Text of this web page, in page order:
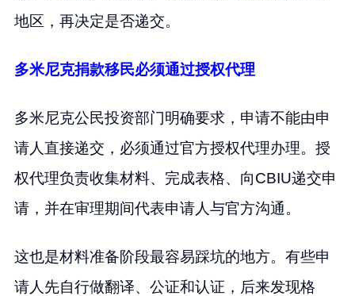
地区，再决定是否递交。
多米尼克捐款移民必须通过授权代理
多米尼克公民投资部门明确要求，申请不能由申
请人直接递交，必须通过官方授权代理办理。授
权代理负责收集材料、完成表格、向CBIU递交申
请，并在审理期间代表申请人与官方沟通。
这也是材料准备阶段最容易踩坑的地方。有些申
请人先自行做翻译、公证和认证，后来发现格